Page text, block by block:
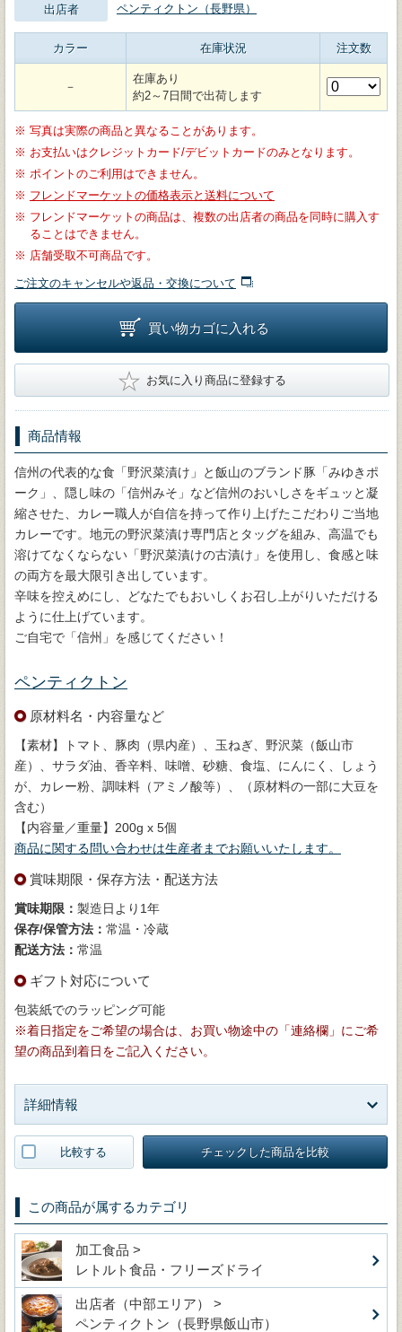
出店者 ペンティクトン（長野県）
カラー 在庫状況 注文数
－
在庫あり
約2～7日間で出荷します
※ 写真は実際の商品と異なることがあります。
※ お支払いはクレジットカード/デビットカードのみとなります。
※ ポイントのご利用はできません。
※ フレンドマーケットの価格表示と送料について
※ フレンドマーケットの商品は、複数の出店者の商品を同時に購入す
ることはできません。
※ 店舗受取不可商品です。
ご注文のキャンセルや返品・交換について
買い物カゴに入れる
★ お気に入り商品に登録する
商品情報
信州の代表的な食「野沢菜漬け」と飯山のブランド豚「みゆきポ
ーク」、隠し味の「信州みそ」など信州のおいしさをギュッと凝
縮させた、カレー職人が自信を持って作り上げたこだわりご当地
カレーです。地元の野沢菜漬け専門店とタッグを組み、高温でも
溶けてなくならない「野沢菜漬けの古漬け」を使用し、食感と味
の両方を最大限引き出しています。
辛味を控えめにし、どなたでもおいしくお召し上がりいただける
ように仕上げています。
ご自宅で「信州」を感じてください！
ペンティクトン
原材料名・内容量など
【素材】トマト、豚肉（県内産）、玉ねぎ、野沢菜（飯山市
産）、サラダ油、香辛料、味噌、砂糖、食塩、にんにく、しょう
が、カレー粉、調味料（アミノ酸等）、（原材料の一部に大豆を
含む）
【内容量／重量】200g x 5個
商品に関する問い合わせは生産者までお願いいたします。
賞味期限・保存方法・配送方法
賞味期限： 製造日より1年
保存/保管方法： 常温・冷蔵
配送方法： 常温
ギフト対応について
包装紙でのラッピング可能
※着日指定をご希望の場合は、お買い物途中の「連絡欄」にご希
望の商品到着日をご記入ください。
詳細情報
比較する チェックした商品を比較
この商品が属するカテゴリ
加工食品 >
レトルト食品・フリーズドライ
出店者（中部エリア） >
ペンティクトン（長野県飯山市）